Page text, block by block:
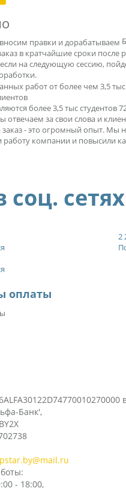
в кратчайшие сроки после
на следующую сессию,
более 3,5 тыс студентов
отвечаем за свои слова и
заказ - это огромный опыт.
работу компании и повысили
сетях
2
оплаты
Банк',
- 18:00,